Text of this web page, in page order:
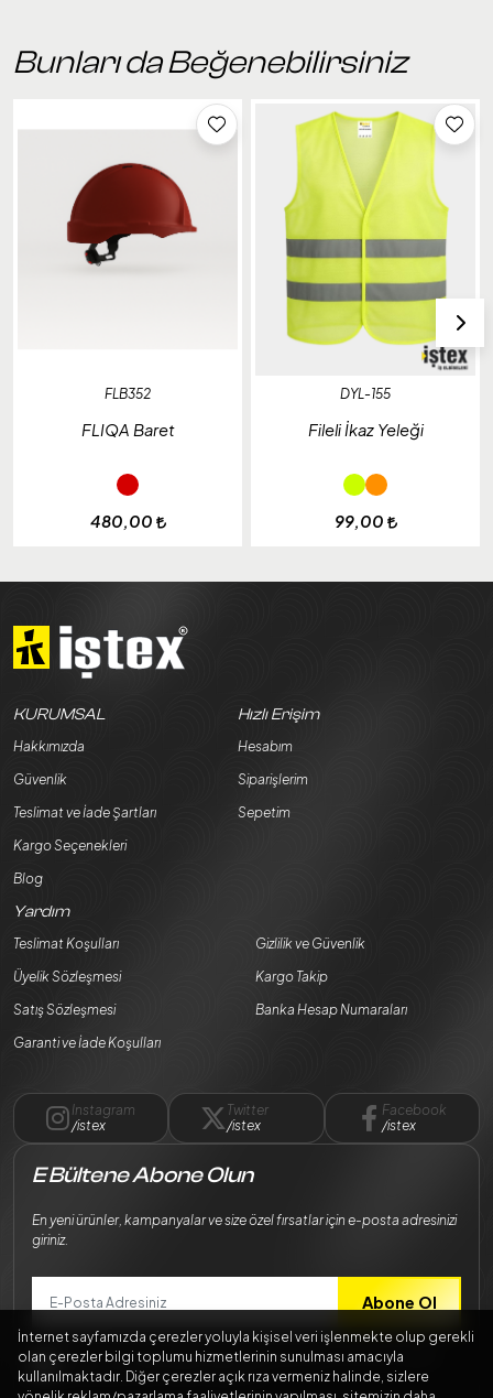
Bunları da Beğenebilirsiniz
FLB352
FLIQA Baret
480,00
DYL-155
Fileli İkaz Yeleği
99,00
KURUMSAL
Hakkımızda
Güvenlik
Teslimat ve İade Şartları
Kargo Seçenekleri
Blog
Hızlı Erişim
Hesabım
Siparişlerim
Sepetim
Yardım
Teslimat Koşulları
Üyelik Sözleşmesi
Satış Sözleşmesi
Garanti ve İade Koşulları
Gizlilik ve Güvenlik
Kargo Takip
Banka Hesap Numaraları
Instagram
/istex
Twitter
/istex
Facebook
/istex
E Bültene Abone Olun
En yeni ürünler, kampanyalar ve size özel fırsatlar için e-posta adresinizi
giriniz.
Abone Ol
BilgileriminKişisel Verilerin Korunması Kanunumevzuatına uygun
şekilde işlenmesini kabul ediyorum.
İnternet sayfamızda çerezler yoluyla kişisel veri işlenmekte olup gerekli
olan çerezler bilgi toplumu hizmetlerinin sunulması amacıyla
kullanılmaktadır. Diğer çerezler açık rıza vermeniz halinde, sizlere